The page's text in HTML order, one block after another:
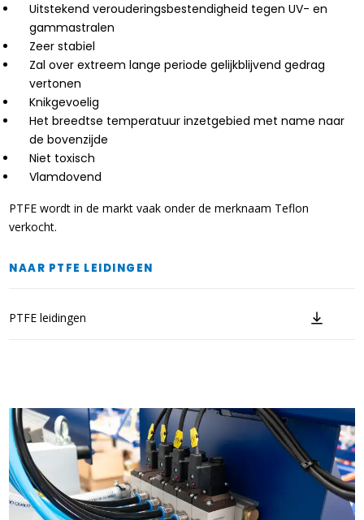
Uitstekend verouderingsbestendigheid tegen UV- en
gammastralen
Zeer stabiel
Zal over extreem lange periode gelijkblijvend gedrag
vertonen
Knikgevoelig
Het breedtse temperatuur inzetgebied met name naar
de bovenzijde
Niet toxisch
Vlamdovend
PTFE wordt in de markt vaak onder de merknaam Teflon
verkocht.
NAAR PTFE LEIDINGEN
PTFE leidingen